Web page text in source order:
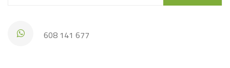
608 141 677